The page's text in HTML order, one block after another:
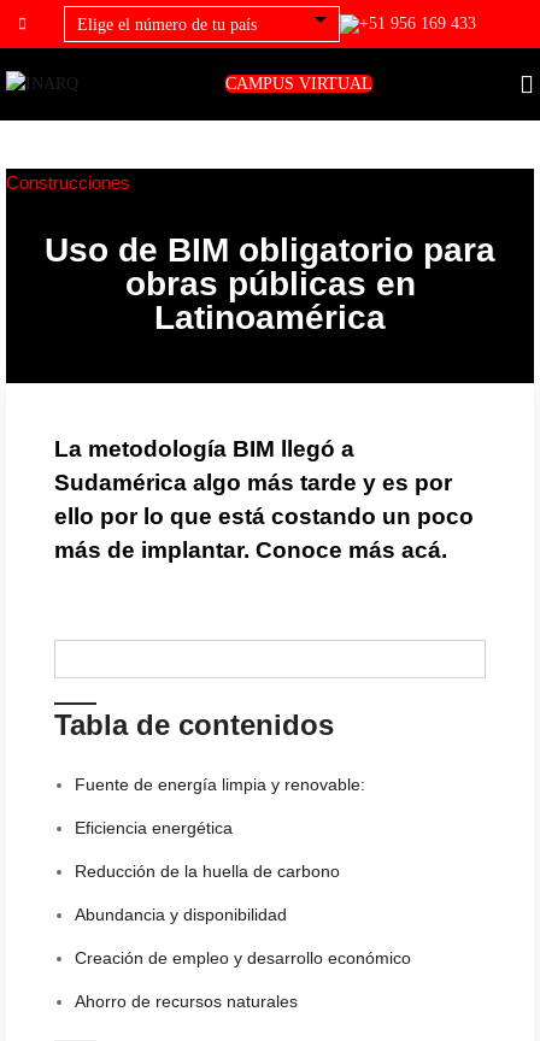
+51 956 169 433
CAMPUS VIRTUAL
Construcciones
Uso de BIM obligatorio para
obras públicas en
Latinoamérica
La metodología BIM llegó a
Sudamérica algo más tarde y es por
ello por lo que está costando un poco
más de implantar. Conoce más acá.
Tabla de contenidos
Fuente de energía limpia y renovable:
Eficiencia energética
Reducción de la huella de carbono
Abundancia y disponibilidad
Creación de empleo y desarrollo económico
Ahorro de recursos naturales